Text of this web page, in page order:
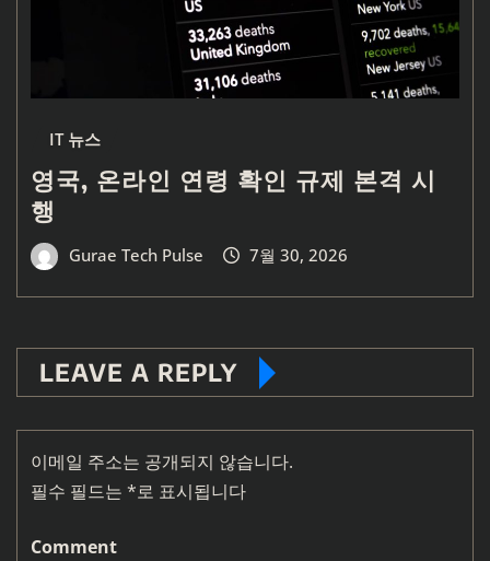
IT 뉴스
영국, 온라인 연령 확인 규제 본격 시
행
Gurae Tech Pulse 7월 30, 2026
LEAVE A REPLY
이메일 주소는 공개되지 않습니다.
필수 필드는 *로 표시됩니다
Comment